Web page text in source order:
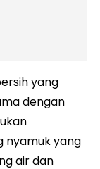
yang
dengan
nyamuk yang
air dan